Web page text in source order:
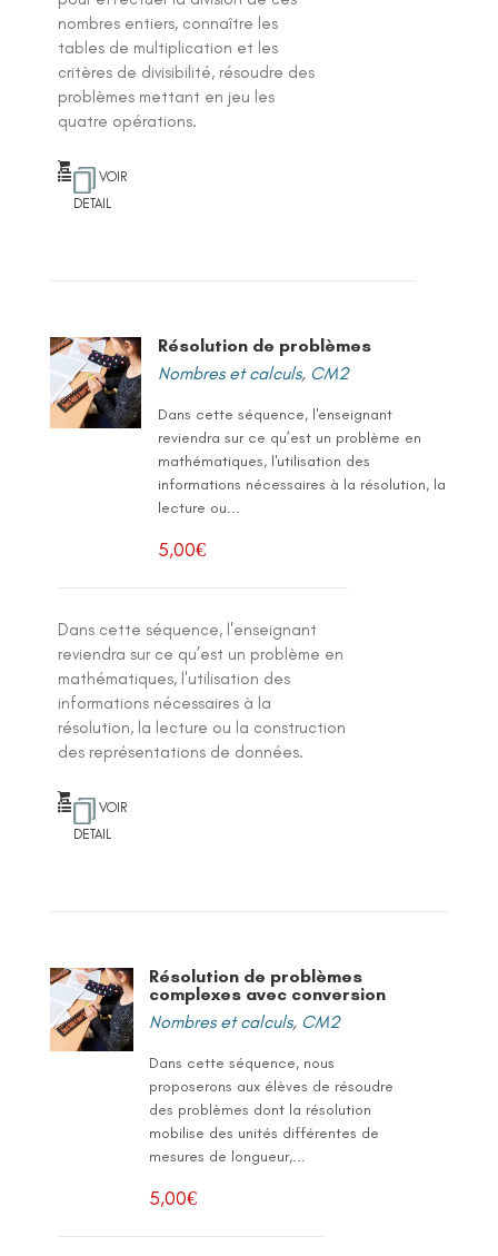
nombres entiers, connaître les
tables de multiplication et les
critères de divisibilité, résoudre des
problèmes mettant en jeu les
quatre opérations.
VOIR
DETAIL
Résolution de problèmes
Nombres et calculs, CM2
Dans cette séquence, l'enseignant
reviendra sur ce qu’est un problème en
mathématiques, l'utilisation des
informations nécessaires à la résolution, la
lecture ou...
5,00€
Dans cette séquence, l'enseignant
reviendra sur ce qu’est un problème en
mathématiques, l'utilisation des
informations nécessaires à la
résolution, la lecture ou la construction
des représentations de données.
VOIR
DETAIL
Résolution de problèmes
complexes avec conversion
Nombres et calculs, CM2
Dans cette séquence, nous
proposerons aux élèves de résoudre
des problèmes dont la résolution
mobilise des unités différentes de
mesures de longueur,...
5,00€